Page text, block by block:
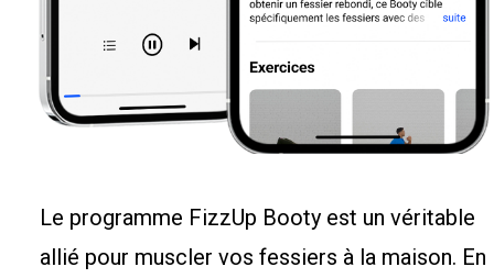
Le programme FizzUp Booty est un véritable
allié pour muscler vos fessiers à la maison. En